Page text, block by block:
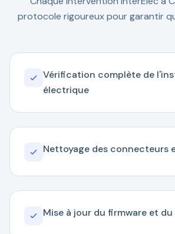
protocole rigoureux pour garantir
Vérification complète de
électrique
Nettoyage des connecteurs
Mise à jour du firmware et